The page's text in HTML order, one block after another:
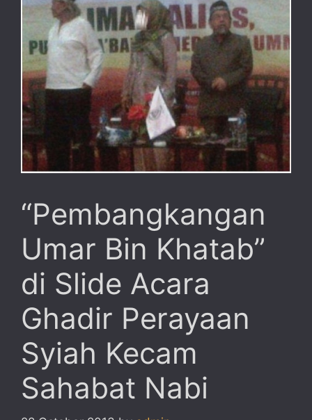
“Pembangkangan
Umar Bin Khatab”
di Slide Acara
Ghadir Perayaan
Syiah Kecam
Sahabat Nabi